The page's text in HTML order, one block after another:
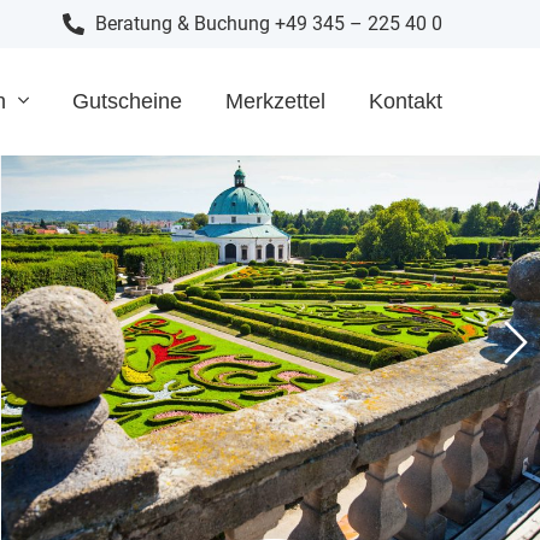
Beratung & Buchung +49 345 – 225 40 0
Gutscheine Merkzettel Kontakt